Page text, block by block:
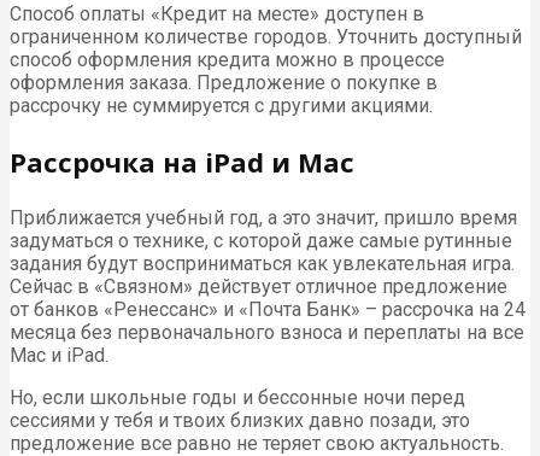
Способ оплаты «Кредит на месте» доступен в
ограниченном количестве городов. Уточнить доступный
способ оформления кредита можно в процессе
оформления заказа. Предложение о покупке в
рассрочку не суммируется с другими акциями.
Рассрочка на iPad и Mac
Приближается учебный год, а это значит, пришло время
задуматься о технике, с которой даже самые рутинные
задания будут восприниматься как увлекательная игра.
Сейчас в «Связном» действует отличное предложение
от банков «Ренессанс» и «Почта Банк» – рассрочка на 24
месяца без первоначального взноса и переплаты на все
Mac и iPad.
Но, если школьные годы и бессонные ночи перед
сессиями у тебя и твоих близких давно позади, это
предложение все равно не теряет свою актуальность.